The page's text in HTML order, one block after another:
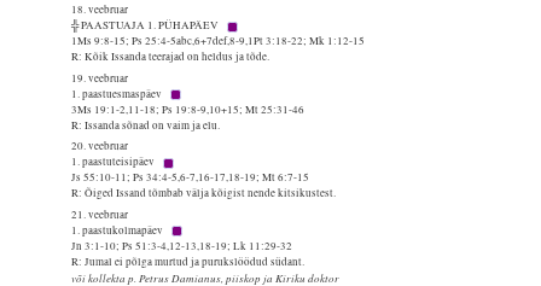
18. veebruar
╬ PAASTUAJA 1. PÜHAPÄEV
1Ms 9:8-15; Ps 25:4-5abc,6+7def,8-9,1Pt 3:18-22; Mk 1:12-15
R: Kõik Issanda teerajad on heldus ja tõde.
19. veebruar
1. paastuesmaspäev
3Ms 19:1-2,11-18; Ps 19:8-9,10+15; Mt 25:31-46
R: Issanda sõnad on vaim ja elu.
20. veebruar
1. paastuteisipäev
Js 55:10-11; Ps 34:4-5,6-7,16-17,18-19; Mt 6:7-15
R: Õiged Issand tõmbab välja kõigist nende kitsikustest.
21. veebruar
1. paastukolmapäev
Jn 3:1-10; Ps 51:3-4,12-13,18-19; Lk 11:29-32
R: Jumal ei põlga murtud ja purukslöödud südant.
või kollekta p. Petrus Damianus, piiskop ja Kiriku doktor